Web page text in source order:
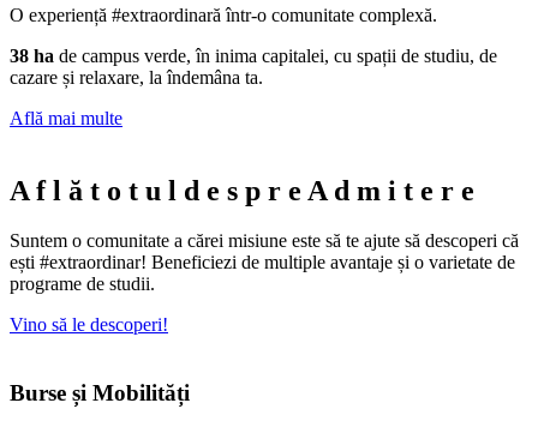
O experiență #extraordinară într-o comunitate complexă.
38 ha de campus verde, în inima capitalei, cu spații de studiu, de
cazare și relaxare, la îndemâna ta.
Află mai multe
A f l ă t o t u l d e s p r e A d m i t e r e
Suntem o comunitate a cărei misiune este să te ajute să descoperi că
ești #extraordinar! Beneficiezi de multiple avantaje și o varietate de
programe de studii.
Vino să le descoperi!
Burse și Mobilități